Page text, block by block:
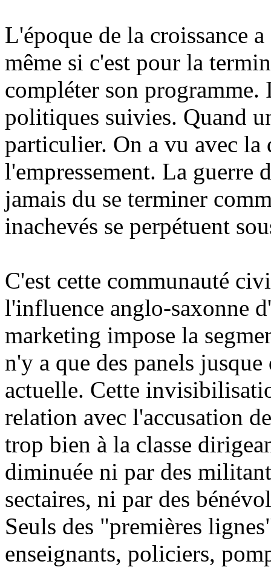
L'époque de la croissance
même si c'est pour la
compléter son
politiques suivies. Quand
particulier. On a vu avec la
l'empressement. La guerre
jamais du se terminer
inachevés se perpétuent
C'est cette communauté
l'influence anglo-saxonne
marketing impose la
n'y a que des panels
actuelle. Cette
relation avec l'accusation
trop bien à la classe
diminuée ni par des
sectaires, ni par des
Seuls des "premières
enseignants, policiers,